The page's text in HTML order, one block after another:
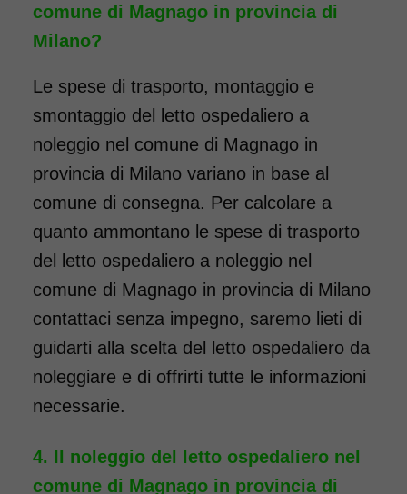
comune di Magnago in provincia di
Milano?
Le spese di trasporto, montaggio e
smontaggio del letto ospedaliero a
noleggio nel comune di Magnago in
provincia di Milano variano in base al
comune di consegna. Per calcolare a
quanto ammontano le spese di trasporto
del letto ospedaliero a noleggio nel
comune di Magnago in provincia di Milano
contattaci senza impegno, saremo lieti di
guidarti alla scelta del letto ospedaliero da
noleggiare e di offrirti tutte le informazioni
necessarie.
Il noleggio del letto ospedaliero nel
comune di Magnago in provincia di